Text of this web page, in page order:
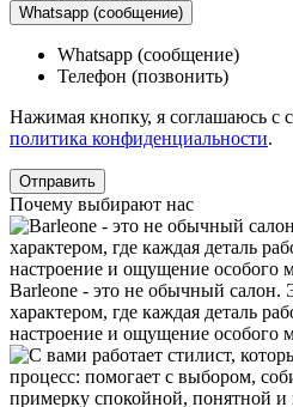
Whatsapp (сообщение)
Whatsapp (сообщение)
Телефон (позвонить)
Нажимая кнопку, я соглашаюсь с
политика конфиденциальности.
Почему выбирают нас
Barleone - это не обычный салон.
характером, где каждая деталь
настроение и ощущение особого